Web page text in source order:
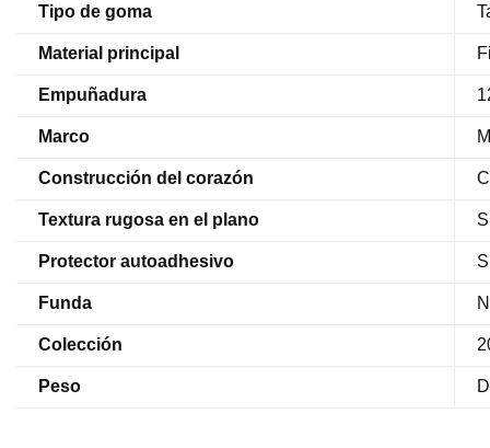
Tipo de goma
Material principal
Empuñadura
Marco
Construcción del corazón
Textura rugosa en el plano
Protector autoadhesivo
Funda
Colección
Peso